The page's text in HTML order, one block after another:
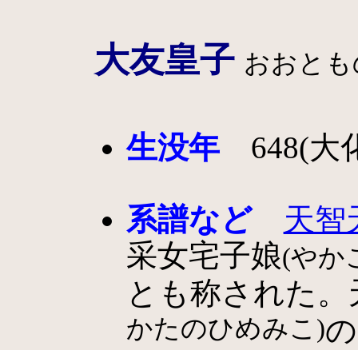
大友皇子 おおと
生没年648(大
系譜など
天智
采女宅子娘(やか
とも称された
かたのひめみこ)